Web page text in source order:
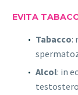
EVITA
Tabacco:
Alcol: in